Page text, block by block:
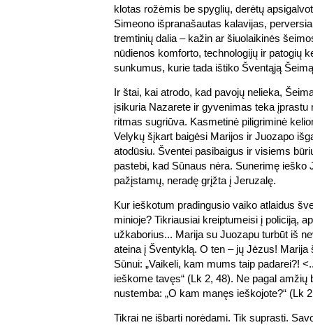
klotas rožėmis be spyglių, derėtų
Simeono išpranašautas kalavijas,
tremtinių dalia – kažin ar šiuolaikinės
nūdienos komforto, technologijų ir patogių
sunkumus, kurie tada ištiko Šventąją
Ir štai, kai atrodo, kad pavojų nelieka,
įsikuria Nazarete ir gyvenimas teka įprastu
ritmas sugriūva. Kasmetinė piligriminė
Velykų šįkart baigėsi Marijos ir Juozapo
atodūsiu. Šventei pasibaigus ir visiems
pastebi, kad Sūnaus nėra. Sunerimę ieško
pažįstamų, neradę grįžta į Jeruzalę.
Kur ieškotum pradingusio vaiko atlaidus
minioje? Tikriausiai kreiptumeisi į policiją,
užkaborius... Marija su Juozapu turbūt iš
ateina į Šventyklą. O ten – jų Jėzus! Marija
Sūnui: „Vaikeli, kam mums taip padarei?!
ieškome tavęs“ (Lk 2, 48). Ne pagal amžių
nustemba: „O kam manęs ieškojote?“ (Lk
Tikrai ne išbarti norėdami. Tik suprasti.